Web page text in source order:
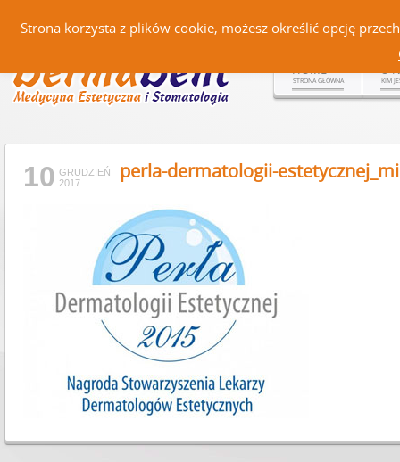
HOME
STRONA GŁÓWNA
O
KIM
10 GRUDZIEŃ
2017
perla-dermatologii-
Strona korzysta z plików cookie, możesz określić opcję